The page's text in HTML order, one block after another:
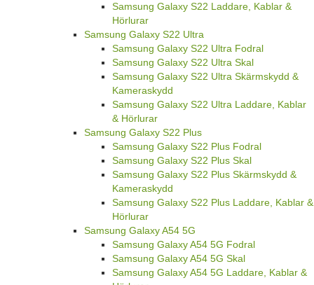
Samsung Galaxy S22 Laddare, Kablar &
Hörlurar
Samsung Galaxy S22 Ultra
Samsung Galaxy S22 Ultra Fodral
Samsung Galaxy S22 Ultra Skal
Samsung Galaxy S22 Ultra Skärmskydd &
Kameraskydd
Samsung Galaxy S22 Ultra Laddare, Kablar
& Hörlurar
Samsung Galaxy S22 Plus
Samsung Galaxy S22 Plus Fodral
Samsung Galaxy S22 Plus Skal
Samsung Galaxy S22 Plus Skärmskydd &
Kameraskydd
Samsung Galaxy S22 Plus Laddare, Kablar &
Hörlurar
Samsung Galaxy A54 5G
Samsung Galaxy A54 5G Fodral
Samsung Galaxy A54 5G Skal
Samsung Galaxy A54 5G Laddare, Kablar &